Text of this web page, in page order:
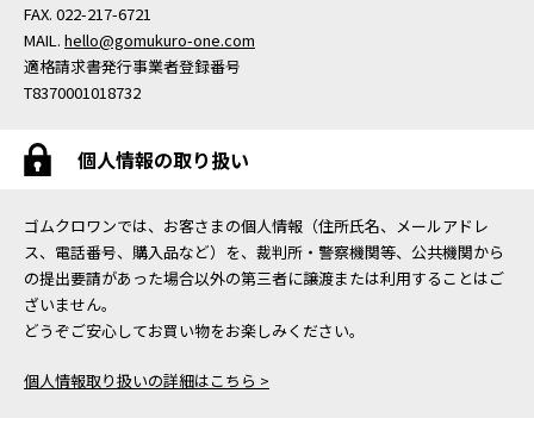
FAX. 022-217-6721
MAIL. hello@gomukuro-one.com
適格請求書発行事業者登録番号
T8370001018732
個人情報の取り扱い
ゴムクロワンでは、お客さまの個人情報（住所氏名、メールアドレ
ス、電話番号、購入品など）を、裁判所・警察機関等、公共機関から
の提出要請があった場合以外の第三者に譲渡または利用することはご
ざいません。
どうぞご安心してお買い物をお楽しみください。
個人情報取り扱いの詳細はこちら >